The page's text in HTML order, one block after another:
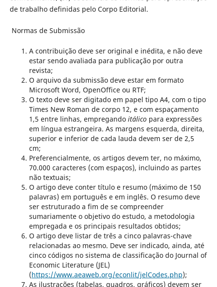
de trabalho definidas pelo Corpo Editorial.
Normas de Submissão
A contribuição deve ser original e inédita, e não deve
estar sendo avaliada para publicação por outra
revista;
O arquivo da submissão deve estar em formato
Microsoft Word, OpenOffice ou RTF;
O texto deve ser digitado em papel tipo A4, com o tipo
Times New Roman de corpo 12, e com espaçamento
1,5 entre linhas, empregando itálicopara expressões
em língua estrangeira. As margens esquerda, direita,
superior e inferior de cada lauda devem ser de 2,5
cm;
Preferencialmente, os artigos devem ter, no máximo,
70.000 caracteres (com espaços), incluindo as partes
não textuais;
O artigo deve conter título e resumo (máximo de 150
palavras) em português e em inglês. O resumo deve
ser estruturado a fim de se compreender
sumariamente o objetivo do estudo, a metodologia
empregada e os principais resultados obtidos;
O artigo deve listar de três a cinco palavras-chave
relacionadas ao mesmo. Deve ser indicado, ainda, até
cinco códigos no sistema de classificação do Journal of
Economic Literature (JEL)
(https://www.aeaweb.org/econlit/jelCodes.php);
As ilustrações (tabelas, quadros, gráficos) devem ser